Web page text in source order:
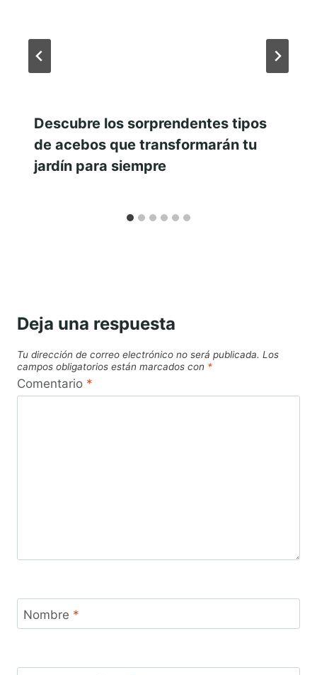
Descubre los sorprendentes tipos
de acebos que transformarán tu
jardín para siempre
Deja una respuesta
Tu dirección de correo electrónico no será publicada. Los
campos obligatorios están marcados con *
Comentario *
Nombre *